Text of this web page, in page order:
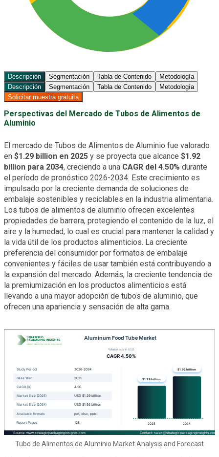
Descripción Segmentación Tabla de Contenido
Metodología
Descripción
Segmentación Tabla de Contenido
Metodología
Solicitar muestra gratuita
Perspectivas del Mercado de Tubos de Alimentos de
Aluminio
El mercado de Tubos de Alimentos de Aluminio fue valorado
en $1.29 billion en 2025 y se proyecta que alcance $1.92
billion para 2034, creciendo a una CAGR del 4.50% durante
el período de pronóstico 2026-2034. Este crecimiento es
impulsado por la creciente demanda de soluciones de
embalaje sostenibles y reciclables en la industria alimentaria.
Los tubos de alimentos de aluminio ofrecen excelentes
propiedades de barrera, protegiendo el contenido de la luz, el
aire y la humedad, lo cual es crucial para mantener la calidad y
la vida útil de los productos alimenticios. La creciente
preferencia del consumidor por formatos de embalaje
convenientes y fáciles de usar también está contribuyendo a
la expansión del mercado. Además, la creciente tendencia de
la premiumización en los productos alimenticios está
llevando a una mayor adopción de tubos de aluminio, que
ofrecen una apariencia y sensación de alta gama.
Tubo de Alimentos de Aluminio Market Analysis and Forecast